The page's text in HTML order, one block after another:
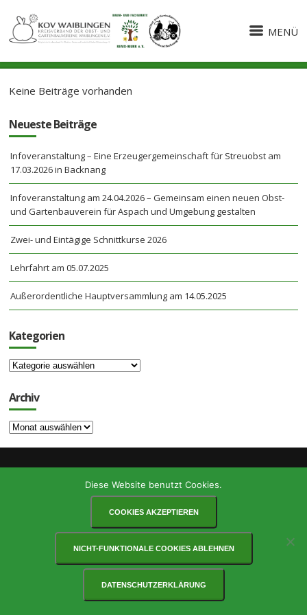
MENÜ
Keine Beiträge vorhanden
Neueste Beiträge
Infoveranstaltung – Eine Erzeugergemeinschaft für Streuobst am
17.03.2026 in Backnang
Infoveranstaltung am 24.04.2026 – Gemeinsam einen neuen Obst-
und Gartenbauverein für Aspach und Umgebung gestalten
Zwei- und Eintägige Schnittkurse 2026
Lehrfahrt am 05.07.2025
Außerordentliche Hauptversammlung am 14.05.2025
Kategorien
Kategorien
Archiv
Archiv
VEREINSSATZUNG
IMPRESSUM DATENSCHUTZ
DOWNLOADS
Diese Website benutzt Cookies.
COOKIES AKZEPTIEREN
NICHT-FUNKTIONALE COOKIES ABLEHNEN
DATENSCHUTZERKLÄRUNG